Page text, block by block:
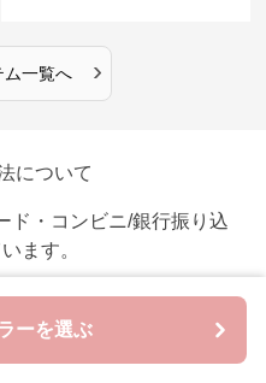
ーを選ぶ
ム一覧へ ›
について
ド・コンビニ/銀行振り込
ます。